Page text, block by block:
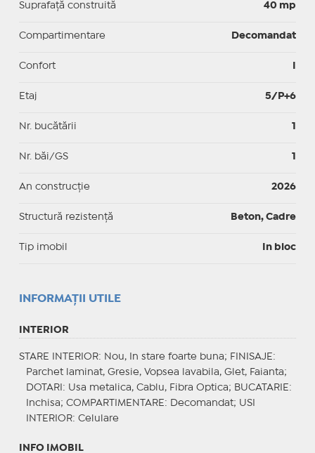
Suprafaţă construită 40 mp
Compartimentare Decomandat
Confort
Etaj 5/P+6
Nr. bucătării 1
Nr. băi/GS 1
An construcție 2026
Structură rezistență Beton, Cadre
Tip imobil In bloc
INFORMAŢII UTILE
INTERIOR
STARE INTERIOR: Nou, In stare foarte buna; FINISAJE :
Parchet laminat, Gresie, Vopsea lavabila, Glet, Faianta;
DOTARI : Usa metalica, Cablu, Fibra Optica; BUCATARIE :
Inchisa; COMPARTIMENTARE : Decomandat; USI
INTERIOR: Celulare
INFO IMOBIL